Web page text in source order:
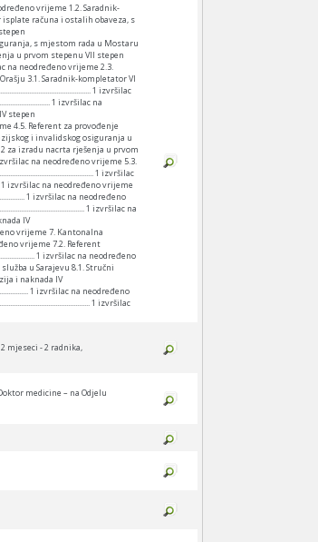
vrijeme 1.2. Saradnik-
računa i ostalih obaveza, s
s mjestom rada u Mostaru
u prvom stepenu VII stepen
na neodređeno vrijeme 2.3.
3.1. Saradnik-kompletator VI
1 izvršilac
1 izvršilac na
stepen
4.5. Referent za provođenje
i invalidskog osiguranja u
2 za izradu nacrta rješenja u prvom
izvršilac na neodređeno vrijeme 5.3.
1 izvršilac
1 izvršilac na neodređeno vrijeme
1 izvršilac na neodređeno
1 izvršilac na
IV
vrijeme 7. Kantonalna
vrijeme 7.2. Referent
1 izvršilac na neodređeno
u Sarajevu 8.1. Stručni
i naknada IV
1 izvršilac na neodređeno
1 izvršilac
mjeseci - 2 radnika,
medicine – na Odjelu